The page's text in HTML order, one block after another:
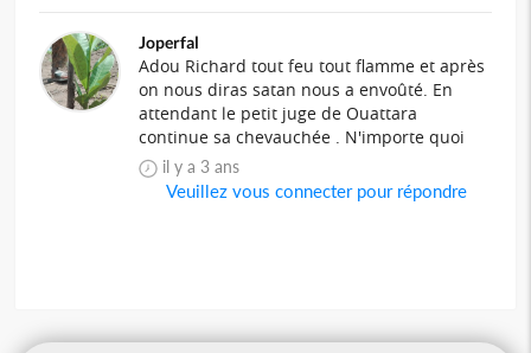
Joperfal
Adou Richard tout feu tout flamme et après
on nous diras satan nous a envoûté. En
attendant le petit juge de Ouattara
continue sa chevauchée . N'importe quoi
il y a 3 ans
Veuillez vous connecter pour répondre